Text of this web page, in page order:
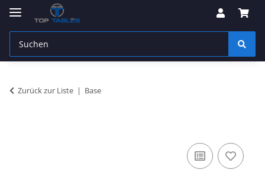
Zurück zur Liste Base